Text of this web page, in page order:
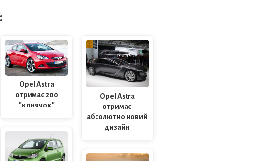
Opel Astra
отримає 200
"конячок"
Opel Astra
отримає
абсолютно новий
дизайн